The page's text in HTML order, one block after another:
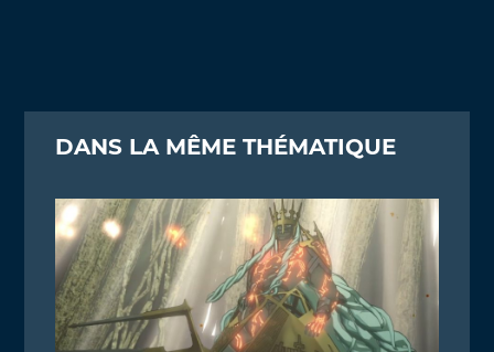
DANS LA MÊME THÉMATIQUE